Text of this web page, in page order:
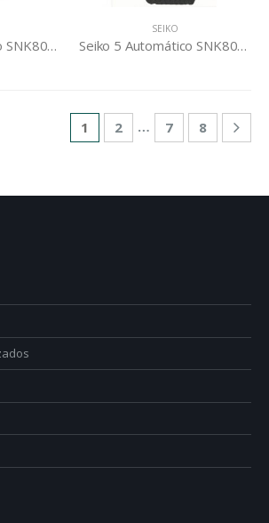
Seiko 5 Automático SNK805K2
SEIKO
Seiko 5 Automático SNK809K2
1 2 … 7 8